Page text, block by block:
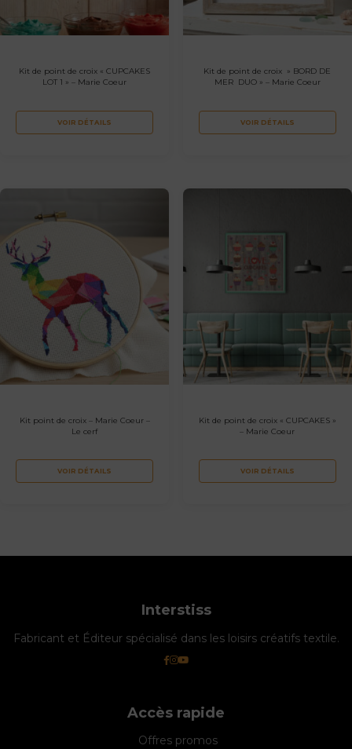
Kit de point de croix « CUPCAKES
LOT 1 » – Marie Coeur
VOIR DÉTAILS
Kit de point de croix » BORD DE
MER DUO » – Marie Coeur
VOIR DÉTAILS
Kit point de croix – Marie Coeur –
Le cerf
VOIR DÉTAILS
Kit de point de croix « CUPCAKES »
– Marie Coeur
VOIR DÉTAILS
Interstiss
Fabricant et Éditeur spécialisé dans les loisirs créatifs textile.
Accès rapide
Offres promos